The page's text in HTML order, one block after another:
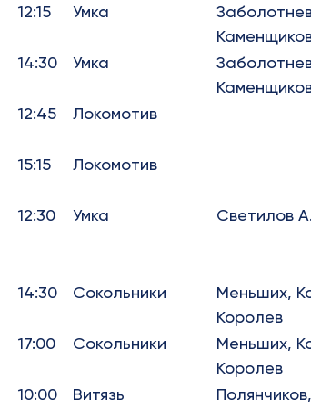
12:15 Умка
14:30 Умка
12:45 Локомотив
15:15 Локомотив
12:30 Умка Светилов
14:30 Сокольники
Меньших,
Королев
17:00 Сокольники
Меньших,
Королев
10:00 Витязь